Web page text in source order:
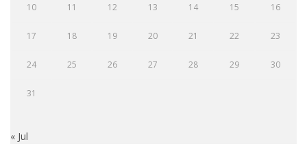
10 11 12 13 14 15 16
17 18 19 20 21 22 23
24 25 26 27 28 29 30
31
« Jul